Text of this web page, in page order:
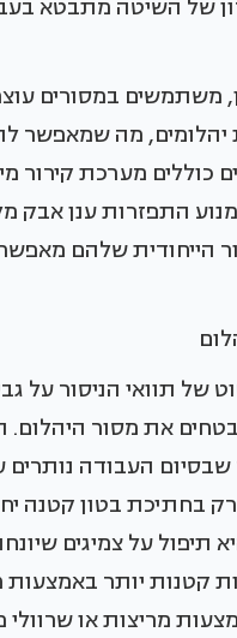
של השיטה מתבטא
במסורים
מה שמאפשר
כוללים מערכת
התפזרות ענן אבק
הייחודית שלהם
של תוואי הניסור על
את מסור
שבסיום העבודה
בחתיכת בטון קטנה
על צמיגים
קטנות יותר באמצעות
מריצות או שרוולי